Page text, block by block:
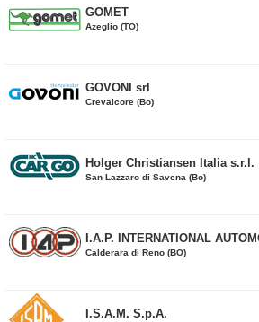
GOMET
Azeglio (TO)
GOVONI srl
Crevalcore (Bo)
Holger Christiansen Italia s.r.l.
San Lazzaro di Savena (Bo)
I.A.P. INTERNATIONAL
Calderara di Reno (BO)
I.S.A.M. S.p.A.